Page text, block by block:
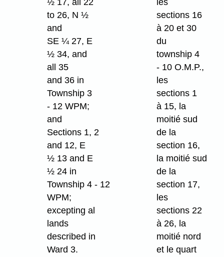
½ 17, all 22
to 26, N ½
and
SE ¼ 27, E
½ 34, and
all 35
and 36 in
Township 3
- 12 WPM;
and
Sections 1, 2
and 12, E
½ 13 and E
½ 24 in
Township 4 - 12
WPM;
excepting al
lands
described in
Ward 3.
les
sections 16
à 20 et 30
du
township 4
- 10 O.M.P.,
les
sections 1
à 15, la
moitié sud
de la
section 16,
la moitié sud
de la
section 17,
les
sections 22
à 26, la
moitié nord
et le quart